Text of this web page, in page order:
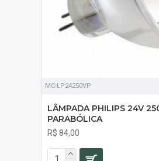
MC-LP24250VP
LÂMPADA PHILIPS 24V
PARABÓLICA
R$ 84,00